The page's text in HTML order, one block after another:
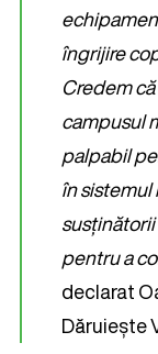
îngrijire
Credem
campusul
palpabil
în sistemul
susținătorii
pentru a
declarat
Dăruiește